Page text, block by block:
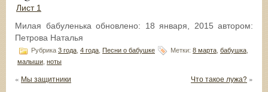
Лист 1
Милая бабуленька обновлено: 18 января, 2015 автором:
Петрова Наталья
Рубрика 3 года 4 года Песни о бабушке Метки: 8 марта бабушка
малыши ноты
« Мы защитники Что такое лужа? »